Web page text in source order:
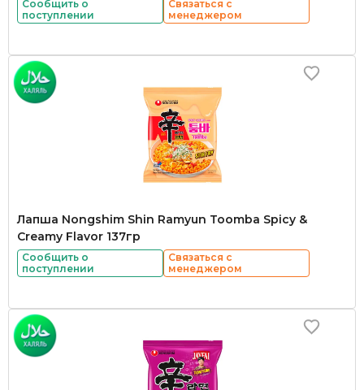
Сообщить о
поступлении
Связаться с
менеджером
Лапша Nongshim Shin Ramyun Toomba Spicy &
Creamy Flavor 137гр
Сообщить о
поступлении
Связаться с
менеджером